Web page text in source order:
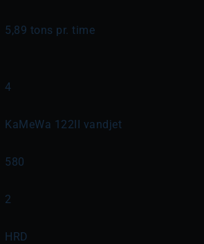
5,89 tons pr. time
4
KaMeWa 122II vandjet
580
2
HRD